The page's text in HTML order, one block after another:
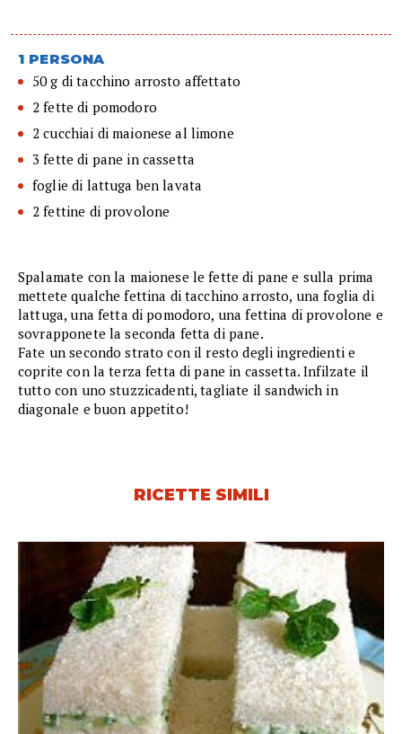
1 PERSONA
50 g di tacchino arrosto affettato
2 fette di pomodoro
2 cucchiai di maionese al limone
3 fette di pane in cassetta
foglie di lattuga ben lavata
2 fettine di provolone
Spalamate con la maionese le fette di pane e sulla prima
mettete qualche fettina di tacchino arrosto, una foglia di
lattuga, una fetta di pomodoro, una fettina di provolone e
sovrapponete la seconda fetta di pane.
Fate un secondo strato con il resto degli ingredienti e
coprite con la terza fetta di pane in cassetta. Infilzate il
tutto con uno stuzzicadenti, tagliate il sandwich in
diagonale e buon appetito!
RICETTE SIMILI